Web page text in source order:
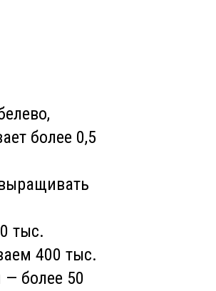
более 0,5
тыс.
400 тыс.
— более 50